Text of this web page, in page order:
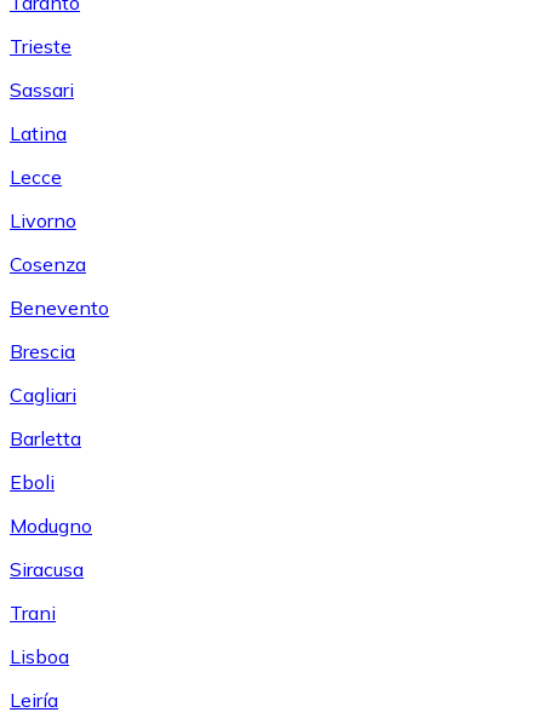
Trieste
Sassari
Latina
Lecce
Livorno
Cosenza
Benevento
Brescia
Cagliari
Barletta
Eboli
Modugno
Siracusa
Trani
Lisboa
Leiría